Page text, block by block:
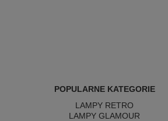
POPULARNE KATEGORIE
LAMPY RETRO
LAMPY GLAMOUR